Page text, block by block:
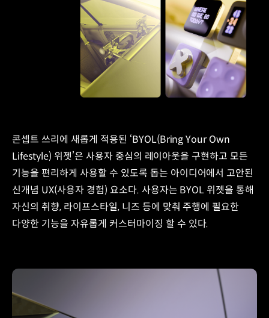
콘셉트 쓰리에 새롭게 적용된 ‘BYOL(Bring Your Own
Lifestyle) 위젯’은 사용자 중심의 레이아웃을 구현하고 모든
기능을 편리하게 사용할 수 있도록 돕는 아이디어에서 고안된
신개념 UX(사용자 경험) 요소다. 사용자는 BYOL 위젯을 통해
자신의 취향, 라이프스타일, 니즈 등에 맞춰 주행에 필요한
다양한 기능을 자유롭게 커스터마이징 할 수 있다.